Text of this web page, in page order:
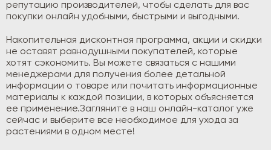
репутацию производителей, чтобы сделать для вас
покупки онлайн удобными, быстрыми и выгодными.
Накопительная дисконтная программа, акции и скидки
не оставят равнодушными покупателей, которые
хотят сэкономить. Вы можете связаться с нашими
менеджерами для получения более детальной
информации о товаре или почитать информационные
материалы к каждой позиции, в которых объясняется
ее применение.Загляните в наш онлайн-каталог уже
сейчас и выберите все необходимое для ухода за
растениями в одном месте!